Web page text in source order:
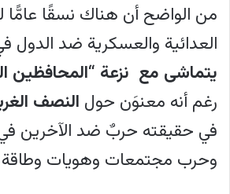
من الواضح أن هناك نسقًا عامًّا
العدائية والعسكرية ضد الدول
يتماشى مع نزعة “المحافظين
رغم أنه معنوَن حول النصف
في حقيقته حربٌ ضد الآخرين
وحرب مجتمعات وهويات وطاقة